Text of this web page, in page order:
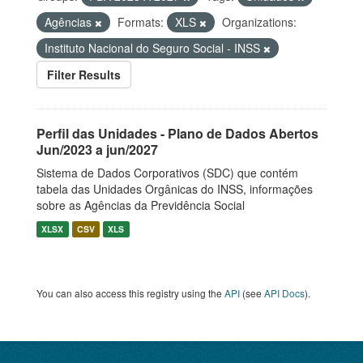
Agências
Formats: XLS
Organizations:
Instituto Nacional do Seguro Social - INSS
Filter Results
Perfil das Unidades - Plano de Dados Abertos
Jun/2023 a jun/2027
Sistema de Dados Corporativos (SDC) que contém
tabela das Unidades Orgânicas do INSS, informações
sobre as Agências da Previdência Social
XLSX CSV XLS
You can also access this registry using the API (see API Docs).